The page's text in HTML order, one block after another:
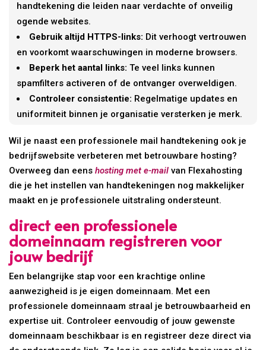
handtekening die leiden naar verdachte of onveilig
ogende websites.
Gebruik altijd HTTPS-links: Dit verhoogt vertrouwen
en voorkomt waarschuwingen in moderne browsers.
Beperk het aantal links: Te veel links kunnen
spamfilters activeren of de ontvanger overweldigen.
Controleer consistentie: Regelmatige updates en
uniformiteit binnen je organisatie versterken je merk.
Wil je naast een professionele mail handtekening ook je
bedrijfswebsite verbeteren met betrouwbare hosting?
Overweeg dan eenshosting met e-mail van Flexahosting
die je het instellen van handtekeningen nog makkelijker
maakt en je professionele uitstraling ondersteunt.
direct een professionele
domeinnaam registreren voor
jouw bedrijf
Een belangrijke stap voor een krachtige online
aanwezigheid is je eigen domeinnaam. Met een
professionele domeinnaam straal je betrouwbaarheid en
expertise uit. Controleer eenvoudig of jouw gewenste
domeinnaam beschikbaar is en registreer deze direct via